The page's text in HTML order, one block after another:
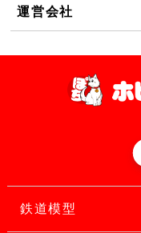
運営会社
鉄道模型